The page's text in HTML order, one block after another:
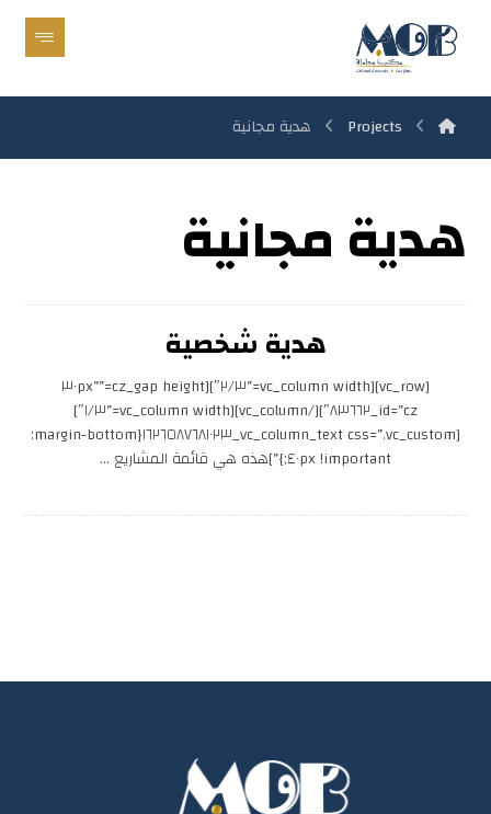
Projects هدية مجانية
هدية مجانية
هدية شخصية
[vc_row][vc_column width=”٢/٣″][cz_gap height=”٣٠px”
id=”cz_٨٣٦٦٢″][/vc_column][vc_column width=”١/٣″]
[vc_column_text css=”.vc_custom_١٦٢٦٥٨٧٦٨١٠٢٣{margin-bottom:
٤٠px !important;}”]هذه هي قائمة المشاريع ...